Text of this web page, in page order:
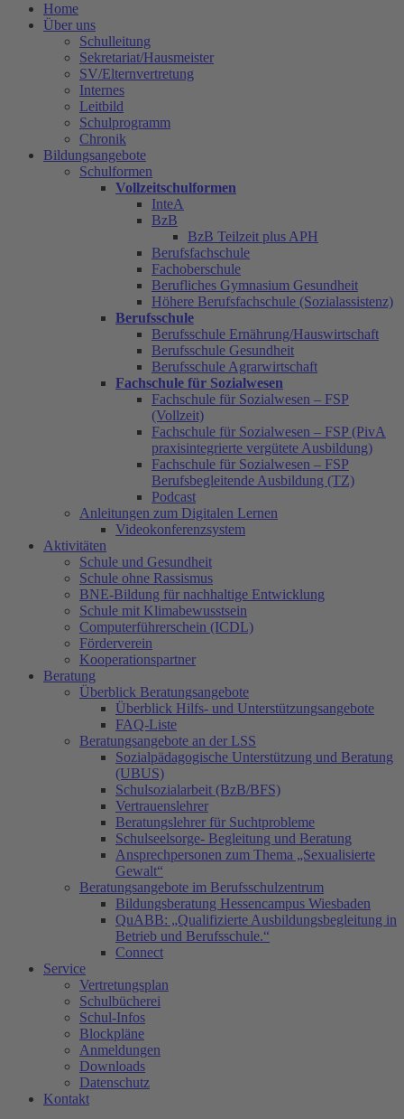
Home
Über uns
Schulleitung
Sekretariat/Hausmeister
SV/Elternvertretung
Internes
Leitbild
Schulprogramm
Chronik
Bildungsangebote
Schulformen
Vollzeitschulformen
InteA
BzB
BzB Teilzeit plus APH
Berufsfachschule
Fachoberschule
Berufliches Gymnasium Gesundheit
Höhere Berufsfachschule (Sozialassistenz)
Berufsschule
Berufsschule Ernährung/Hauswirtschaft
Berufsschule Gesundheit
Berufsschule Agrarwirtschaft
Fachschule für Sozialwesen
Fachschule für Sozialwesen – FSP
(Vollzeit)
Fachschule für Sozialwesen – FSP (PivA
praxisintegrierte vergütete Ausbildung)
Fachschule für Sozialwesen – FSP
Berufsbegleitende Ausbildung (TZ)
Podcast
Anleitungen zum Digitalen Lernen
Videokonferenzsystem
Aktivitäten
Schule und Gesundheit
Schule ohne Rassismus
BNE-Bildung für nachhaltige Entwicklung
Schule mit Klimabewusstsein
Computerführerschein (ICDL)
Förderverein
Kooperationspartner
Beratung
Überblick Beratungsangebote
Überblick Hilfs- und Unterstützungsangebote
FAQ-Liste
Beratungsangebote an der LSS
Sozialpädagogische Unterstützung und Beratung
(UBUS)
Schulsozialarbeit (BzB/BFS)
Vertrauenslehrer
Beratungslehrer für Suchtprobleme
Schulseelsorge- Begleitung und Beratung
Ansprechpersonen zum Thema „Sexualisierte
Gewalt“
Beratungsangebote im Berufsschulzentrum
Bildungsberatung Hessencampus Wiesbaden
QuABB: „Qualifizierte Ausbildungsbegleitung in
Betrieb und Berufsschule.“
Connect
Service
Vertretungsplan
Schulbücherei
Schul-Infos
Blockpläne
Anmeldungen
Downloads
Datenschutz
Kontakt